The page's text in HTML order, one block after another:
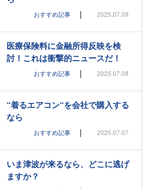
おすすめ記事 | 2025.07.09
医療保険料に金融所得反映を検
討！これは衝撃的ニュースだ！
おすすめ記事 | 2025.07.08
“着るエアコン“を会社で購入する
なら
おすすめ記事 | 2025.07.07
いま津波が来るなら、どこに逃げ
ますか？